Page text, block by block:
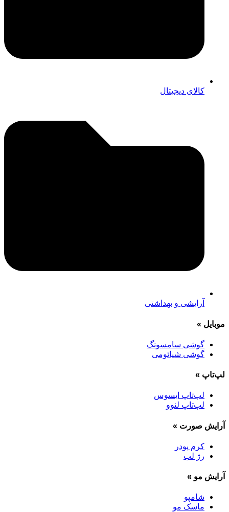
کالای دیجیتال
آرایشی و بهداشتی
موبایل »
گوشی سامسونگ
گوشی شیائومی
لپ‌تاپ »
لپ‌تاپ ایسوس
لپ‌تاپ لنوو
آرایش صورت »
کرم پودر
رژ لب
آرایش مو »
شامپو
ماسک مو